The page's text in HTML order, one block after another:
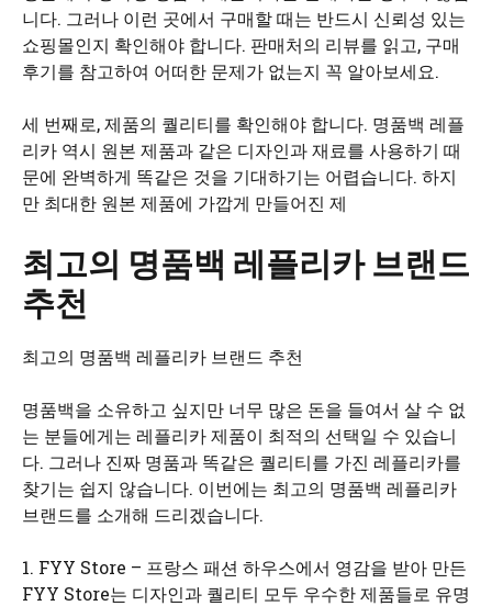
니다. 그러나 이런 곳에서 구매할 때는 반드시 신뢰성 있는
쇼핑몰인지 확인해야 합니다. 판매처의 리뷰를 읽고, 구매
후기를 참고하여 어떠한 문제가 없는지 꼭 알아보세요.
세 번째로, 제품의 퀄리티를 확인해야 합니다. 명품백 레플
리카 역시 원본 제품과 같은 디자인과 재료를 사용하기 때
문에 완벽하게 똑같은 것을 기대하기는 어렵습니다. 하지
만 최대한 원본 제품에 가깝게 만들어진 제
최고의 명품백 레플리카 브랜드
추천
최고의 명품백 레플리카 브랜드 추천
명품백을 소유하고 싶지만 너무 많은 돈을 들여서 살 수 없
는 분들에게는 레플리카 제품이 최적의 선택일 수 있습니
다. 그러나 진짜 명품과 똑같은 퀄리티를 가진 레플리카를
찾기는 쉽지 않습니다. 이번에는 최고의 명품백 레플리카
브랜드를 소개해 드리겠습니다.
1. FYY Store – 프랑스 패션 하우스에서 영감을 받아 만든
FYY Store는 디자인과 퀄리티 모두 우수한 제품들로 유명